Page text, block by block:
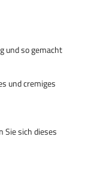
und so gemacht
und cremiges
Sie sich dieses